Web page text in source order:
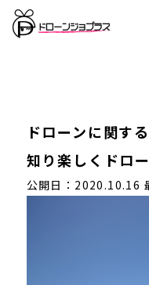
ドローンに関す
知り楽しくドロ
公開日：2020.10.16